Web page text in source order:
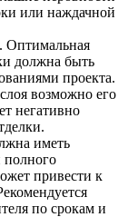
или наждачной
Оптимальная
должна быть
проекта.
возможно его
негативно
иметь
полного
привести к
по срокам и